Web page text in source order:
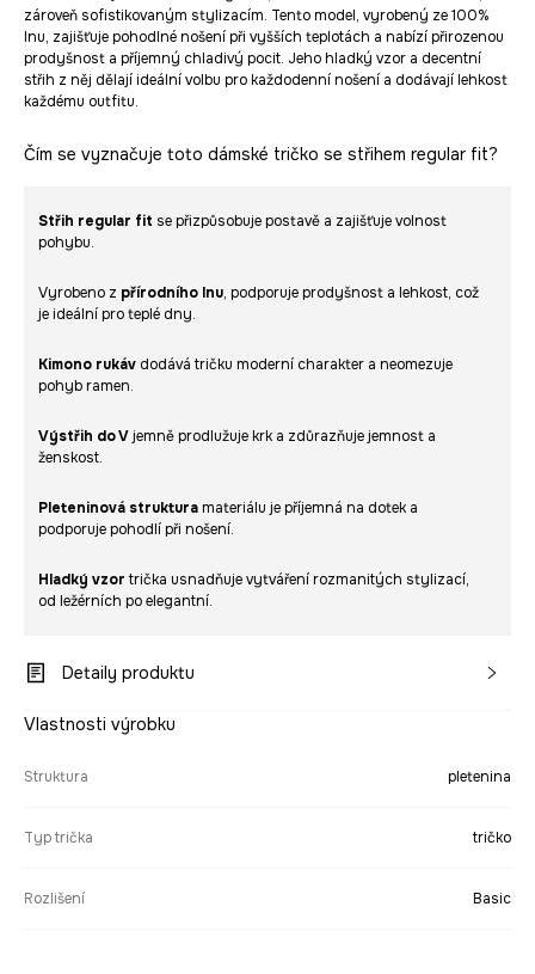
zároveň sofistikovaným stylizacím. Tento model, vyrobený ze 100%
lnu, zajišťuje pohodlné nošení při vyšších teplotách a nabízí přirozenou
prodyšnost a příjemný chladivý pocit. Jeho hladký vzor a decentní
střih z něj dělají ideální volbu pro každodenní nošení a dodávají lehkost
každému outfitu.
Čím se vyznačuje toto dámské tričko se střihem regular fit?
Střih regular fit se přizpůsobuje postavě a zajišťuje volnost
pohybu.
Vyrobeno z přírodního lnu, podporuje prodyšnost a lehkost, což
je ideální pro teplé dny.
Kimono rukáv dodává tričku moderní charakter a neomezuje
pohyb ramen.
Výstřih do Vjemně prodlužuje krk a zdůrazňuje jemnost a
ženskost.
Pleteninová struktura materiálu je příjemná na dotek a
podporuje pohodlí při nošení.
Hladký vzortrička usnadňuje vytváření rozmanitých stylizací,
od ležérních po elegantní.
Detaily produktu
Vlastnosti výrobku
Struktura pletenina
Typ trička tričko
Rozlišení Basic